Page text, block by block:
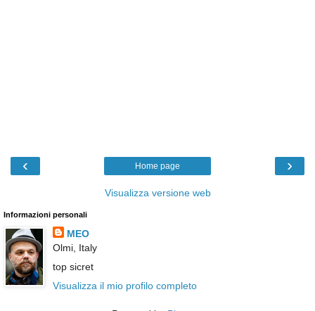
‹ ›
Home page
Visualizza versione web
Informazioni personali
MEO
Olmi, Italy
top sicret
Visualizza il mio profilo completo